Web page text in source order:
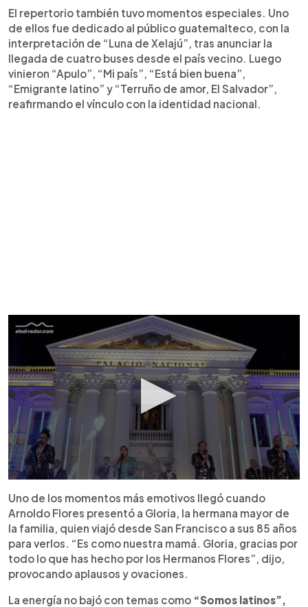
El repertorio también tuvo momentos especiales. Uno
de ellos fue dedicado al público guatemalteco, con la
interpretación de “Luna de Xelajú”, tras anunciar la
llegada de cuatro buses desde el país vecino. Luego
vinieron “Apulo”, “Mi país”, “Está bien buena”,
“Emigrante latino” y “Terruño de amor, El Salvador”,
reafirmando el vínculo con la identidad nacional.
Uno de los momentos más emotivos llegó cuando
Arnoldo Flores presentó a Gloria, la hermana mayor de
la familia, quien viajó desde San Francisco a sus 85 años
para verlos. “Es como nuestra mamá. Gloria, gracias por
todo lo que has hecho por los Hermanos Flores”, dijo,
provocando aplausos y ovaciones.
La energía no bajó con temas como “Somos latinos”,